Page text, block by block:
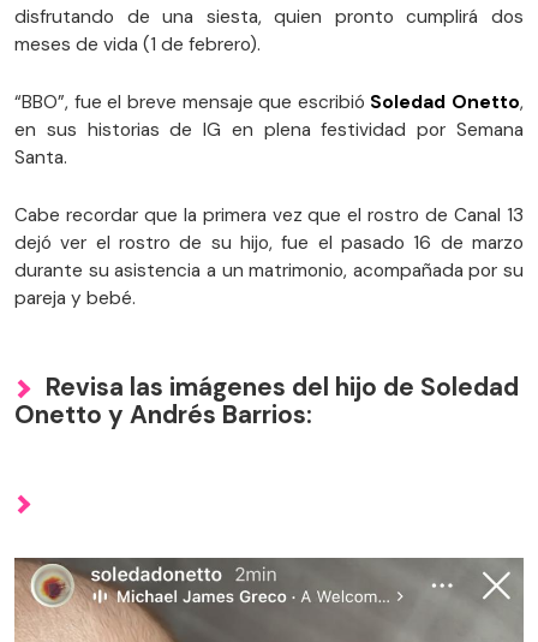
disfrutando de una siesta, quien pronto cumplirá dos
meses de vida (1 de febrero).
“BBO”, fue el breve mensaje que escribió Soledad Onetto,
en sus historias de IG en plena festividad por Semana
Santa.
Cabe recordar que la primera vez que el rostro de Canal 13
dejó ver el rostro de su hijo, fue el pasado 16 de marzo
durante su asistencia a un matrimonio, acompañada por su
pareja y bebé.
Revisa las imágenes del hijo de Soledad
Onetto y Andrés Barrios: